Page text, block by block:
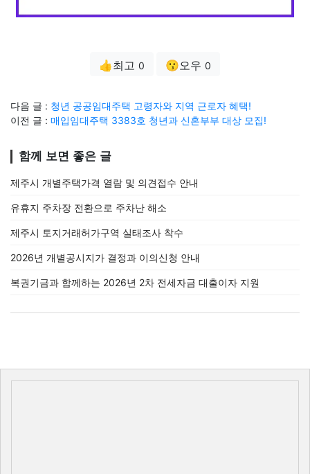
👍최고 0 😗오우 0
다음 글 : 청년 공공임대주택 고령자와 지역 근로자 혜택!
이전 글 : 매입임대주택 3383호 청년과 신혼부부 대상 모집!
함께 보면 좋은 글
제주시 개별주택가격 열람 및 의견접수 안내
유휴지 주차장 전환으로 주차난 해소
제주시 토지거래허가구역 실태조사 착수
2026년 개별공시지가 결정과 이의신청 안내
복권기금과 함께하는 2026년 2차 전세자금 대출이자 지원